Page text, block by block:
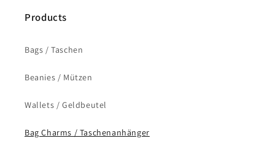
Products
Bags / Taschen
Beanies / Mützen
Wallets / Geldbeutel
Bag Charms / Taschenanhänger